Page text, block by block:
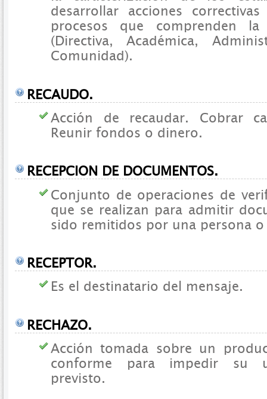
desarrollar acciones
procesos que comprenden la
(Directiva, Académica,
Comunidad).
RECAUDO.
Acción de recaudar. Cobrar
Reunir fondos o dinero.
RECEPCION DE DOCUMENTOS.
Conjunto de operaciones de
que se realizan para admitir
sido remitidos por una persona
RECEPTOR.
Es el destinatario del mensaje.
RECHAZO.
Acción tomada sobre un
conforme para impedir su
previsto.